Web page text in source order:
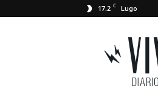
17.2 C Lugo
VivaLugo